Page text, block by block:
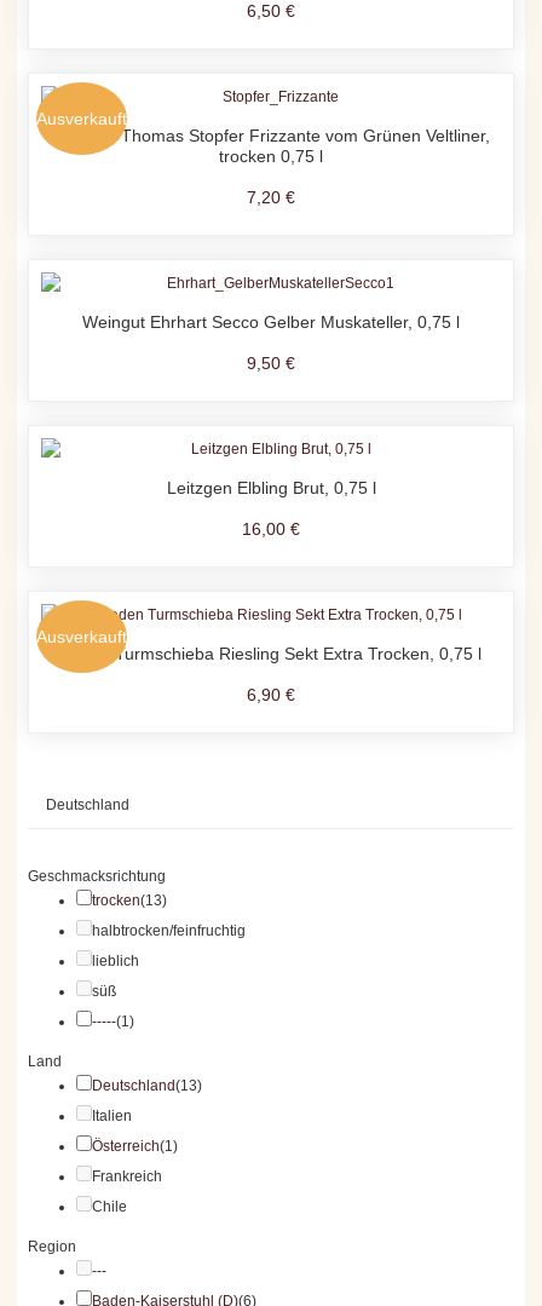
6,50 €
Ausverkauft
Weinhof Thomas Stopfer Frizzante vom Grünen Veltliner,
trocken 0,75 l
7,20 €
Weingut Ehrhart Secco Gelber Muskateller, 0,75 l
9,50 €
Leitzgen Elbling Brut, 0,75 l
16,00 €
Ausverkauft
Baden Turmschieba Riesling Sekt Extra Trocken, 0,75 l
6,90 €
Deutschland
Geschmacksrichtung
trocken(13)
halbtrocken/feinfruchtig
lieblich
süß
-----(1)
Land
Deutschland(13)
Italien
Österreich(1)
Frankreich
Chile
Region
---
Baden-Kaiserstuhl (D)(6)